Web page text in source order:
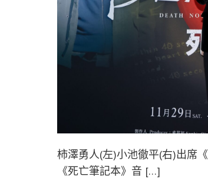
柿澤勇人(左)小池徹平(右)出席
《死亡筆記本》音 […]